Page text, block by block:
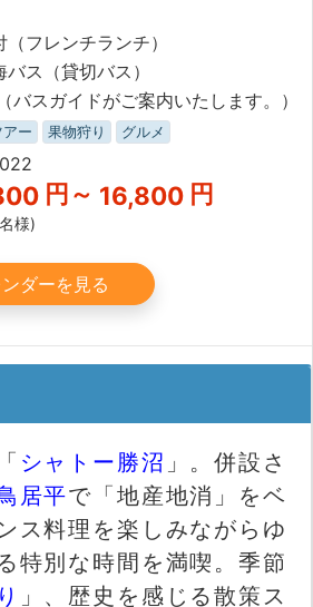
（フレンチランチ）
バス（貸切バス）
バスガイドがご案内いたします。）
ー 果物狩り
グルメ
円～ 16,800 円
様)
ダーを見る
シャトー勝沼 」。併設さ
居平で 「地産地消」をベ
ス料理を楽しみながら ゆ
特別な時間を満喫。季節
」、歴史を感じる散策ス